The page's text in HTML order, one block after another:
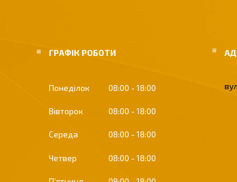
ГРАФІК РОБОТИ
Понеділок 08:00 18:00
Вівторок 08:00 18:00
Середа 08:00 18:00
Четвер 08:00 18:00